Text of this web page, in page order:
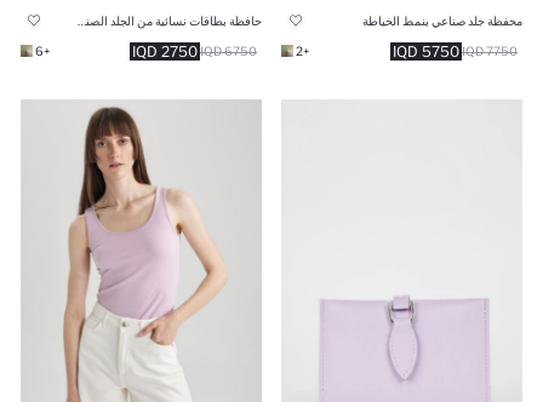
محفظة جلد صناعي بنمط الخياطة
5750 IQD 7750 IQD
+2
2750 IQD 6750 IQD
+6